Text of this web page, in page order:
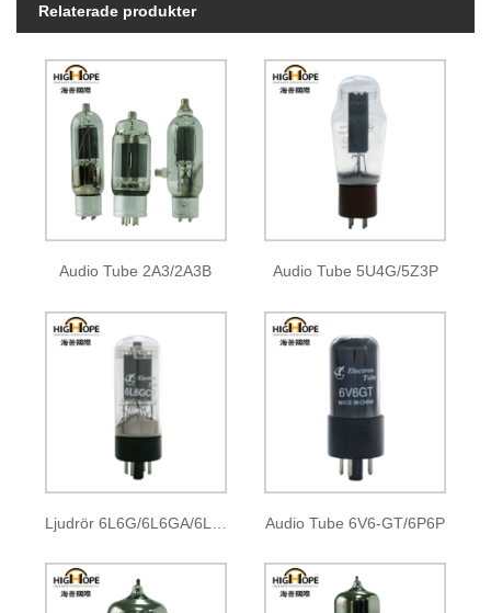
Relaterade produkter
Audio Tube 2A3/2A3B Audio Tube 5U4G/5Z3P
Audio Tube 6V6-GT/6P6P